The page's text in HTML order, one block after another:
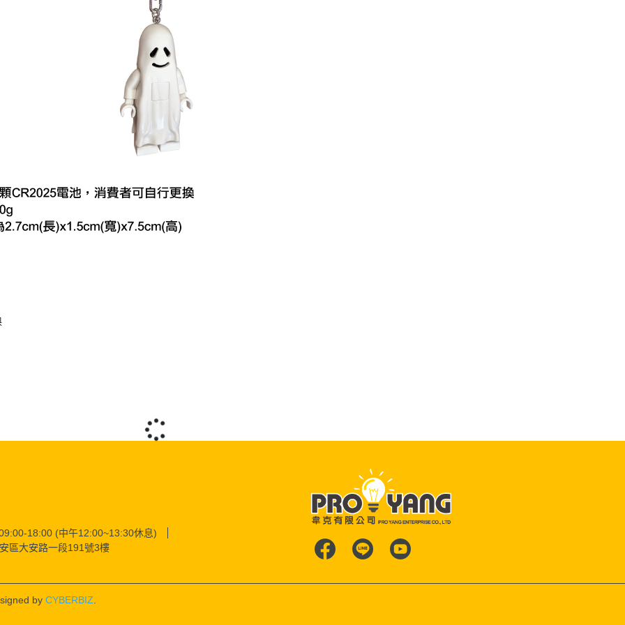
18:00 (中午12:00~13:30休息)
區大安路一段191號3樓
by CYBERBIZ